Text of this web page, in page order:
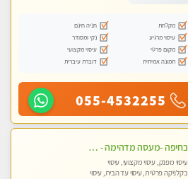
מקלחת
חניה חינם
עיסוי מרגיע
נקי ומסודר
מקום פרטי
עיסוי מקצועי
תמונה אמיתית
דוברת עיברית
055-4532255
בחיפה -מעסה מדהימה - כל סוגי העיסויים מעסה מקצועית ואיכותית פרטי!!!
עיסוי מפנק, עיסוי מקצועי, עיסוי
בקלניקה פרטית, עיסוי עד הבית, עיסוי